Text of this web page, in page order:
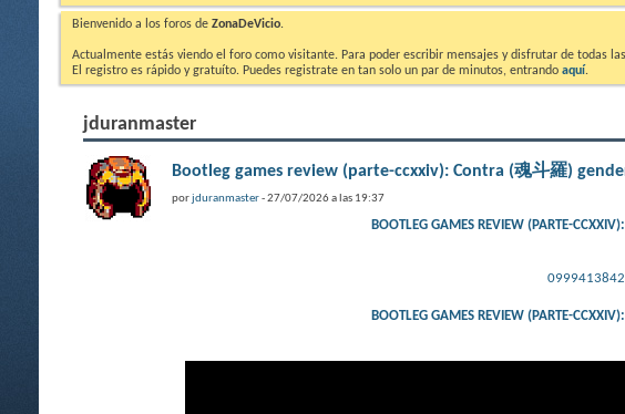
Bienvenido a los foros de ZonaDeVicio.
Actualmente estás viendo el foro como visitante. Para poder escribir mensajes y disfrutar de todas
El registro es rápido y gratuíto. Puedes registrate en tan solo un par de minutos, entrando aquí.
jduranmaster
Bootleg games review (parte-ccxxiv): Contra (魂斗羅)
porjduranmaster- 27/07/2026 a las 19:37
BOOTLEG GAMES REVIEW (PARTE-
BOOTLEG GAMES REVIEW (PARTE-